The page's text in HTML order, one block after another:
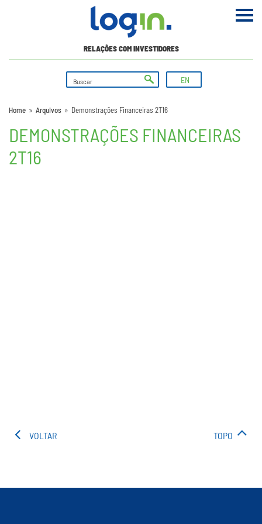
RELAÇÕES COM INVESTIDORES
EN
Home » Arquivos » Demonstrações Financeiras 2T16
DEMONSTRAÇÕES FINANCEIRAS
2T16
VOLTAR TOPO